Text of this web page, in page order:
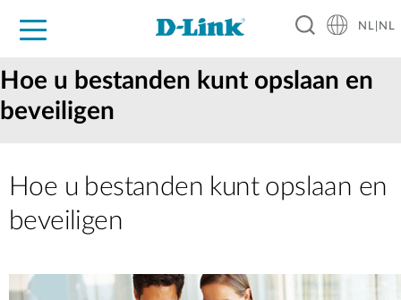
Voor Thuis
Business
Industrial
Support
Resources
Partners
NL|NL
Hoe u bestanden kunt opslaan en
beveiligen
Hoe u bestanden kunt opslaan en
beveiligen